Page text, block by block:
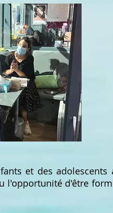
et des adolescents
l'opportunité d'être